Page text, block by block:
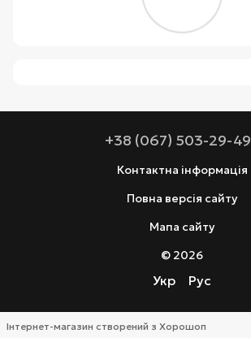
+38 (067) 503-29-49
Контактна інформація
Повна версія сайту
Мапа сайту
© 2026
Укр Рус
Інтернет-магазин створений з Хорошоп